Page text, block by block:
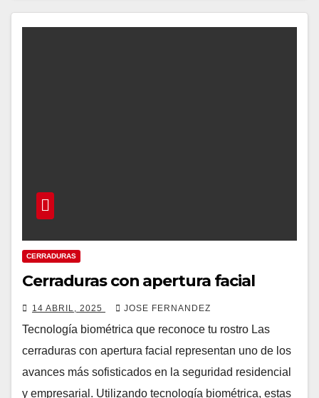
CERRADURAS
Cerraduras con apertura facial
14 ABRIL, 2025 JOSE FERNANDEZ
Tecnología biométrica que reconoce tu rostro Las
cerraduras con apertura facial representan uno de los
avances más sofisticados en la seguridad residencial
y empresarial. Utilizando tecnología biométrica, estas